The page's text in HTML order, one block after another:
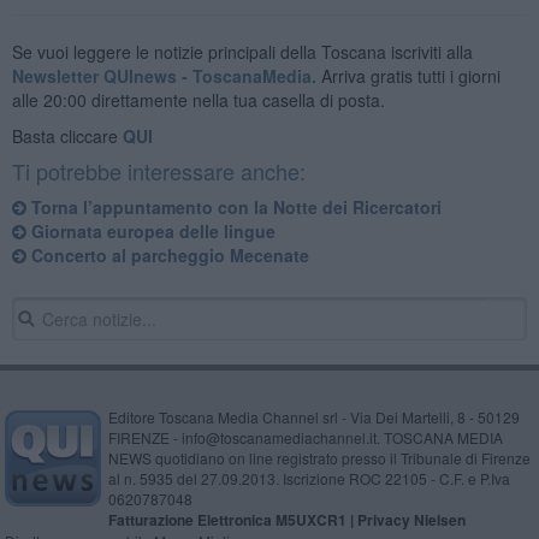
Se vuoi leggere le notizie principali della Toscana iscriviti alla
Newsletter QUInews - ToscanaMedia. Arriva gratis tutti i giorni
alle 20:00 direttamente nella tua casella di posta.
Basta cliccare QUI
Ti potrebbe interessare anche:
Torna l’appuntamento con la Notte dei Ricercatori
Giornata europea delle lingue
Concerto al parcheggio Mecenate
Editore Toscana Media Channel srl - Via Dei Martelli, 8 - 50129
FIRENZE - info@toscanamediachannel.it. TOSCANA MEDIA
NEWS quotidiano on line registrato presso il Tribunale di Firenze
al n. 5935 del 27.09.2013. Iscrizione ROC 22105 - C.F. e P.Iva
0620787048
Fatturazione Elettronica M5UXCR1 | Privacy Nielsen